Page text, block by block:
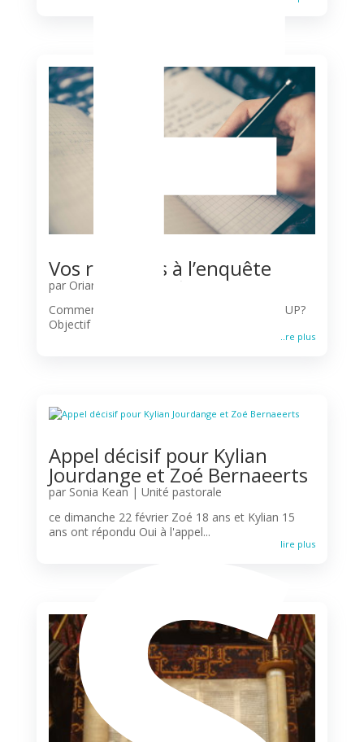
E
Vos réponses à l’enquête
par Oriane d'Ursel
Unité pastorale
Comment mettre en œuvre les objectifs de l'UP?
Objectif 1 : faire grandir le...
lire plus
Appel décisif pour Kylian
Jourdange et Zoé Bernaeerts
par Sonia Kean| Unité pastorale
ce dimanche 22 février Zoé 18 ans et Kylian 15
ans ont répondu Oui à l'appel...
lire plus